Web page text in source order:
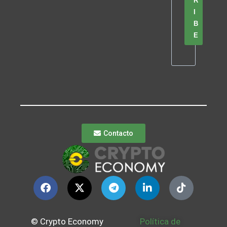
B
E
Contacto
© Crypto Economy Política de